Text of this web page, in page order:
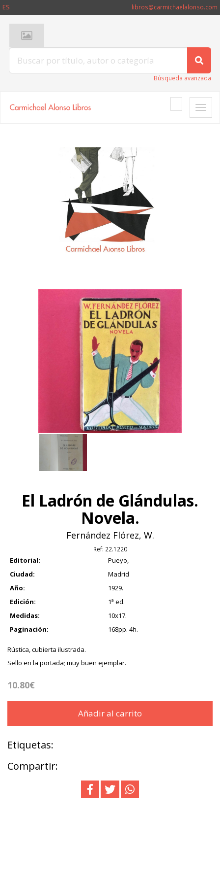
ES libros@carmichaelalonso.com
Búsqueda avanzada
Toggle
El Ladrón de Glándulas.
Novela.
Fernández Flórez, W.
Ref: 22.1220
Editorial:
Pueyo,
Ciudad:
Madrid
Año:
1929.
Edición:
1ª ed.
Medidas:
10x17.
Paginación:
168pp. 4h.
Rústica, cubierta ilustrada.
Sello en la portada; muy buen ejemplar.
10.80€
Añadir al carrito
Etiquetas:
Compartir: